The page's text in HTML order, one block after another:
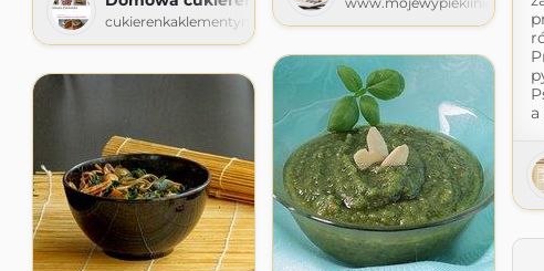
cukierenkaklementynki.blogspot.com
a